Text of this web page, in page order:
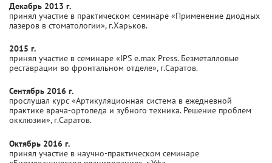
Декабрь 2013 г.
принял участие в практическом семинаре «Применение диодных
лазеров в стоматологии», г.Харьков.
2015 г.
принял участие в семинаре «IPS e.max Press. Безметалловые
реставрации во фронтальном отделе», г.Саратов.
Сентябрь 2016 г.
прослушал курс «Артикуляционная система в ежедневной
практике врача-ортопеда и зубного техника. Решение проблем
окклюзии», г.Саратов.
Октябрь 2016 г.
принял участие в научно-практическом семинаре